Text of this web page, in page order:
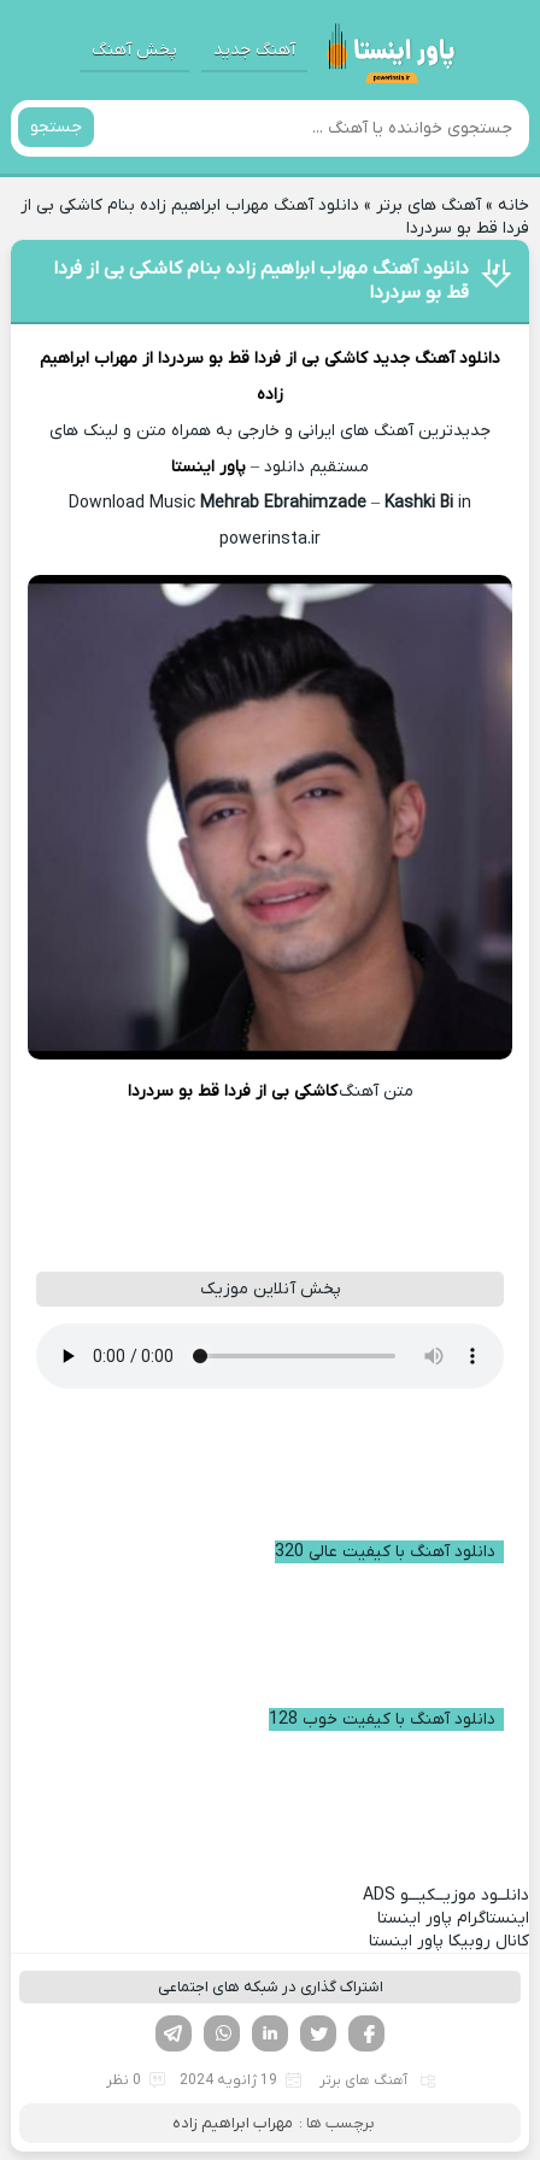
آهنگ جدید پخش آهنگ
جستجو
خانه»آهنگ های برتر » دانلود آهنگ مهراب ابراهیم زاده بنام کاشکی بی از
فردا قط بو سردردا
دانلود آهنگ مهراب ابراهیم زاده بنام کاشکی بی از فردا
قط بو سردردا
دانلود آهنگ جدید کاشکی بی از فردا قط بو سردردا از مهراب ابراهیم
زاده
جدیدترین آهنگ های ایرانی و خارجی به همراه متن و لینک های
مستقیم دانلود – پاور اینستا
Mehrab Ebrahimzade– Kashki Bi in
powerinsta.ir
متن آهنگکاشکی بی از فردا قط بو سردردا
پخش آنلاین موزیک
دانلود آهنگ با کیفیت عالی 320
دانلود آهنگ با کیفیت خوب 128
دانلــود موزیــکیـــو ADS
اینستاگرام پاور اینستا
کانال روبیکا پاور اینستا
اشتراک گذاری در شبکه های اجتماعی
لینکدین تویتر
فیسوک
آهنگ های برتر 19 ژانویه 2024 0 نظر
برچسب ها : مهراب ابراهیم زاده